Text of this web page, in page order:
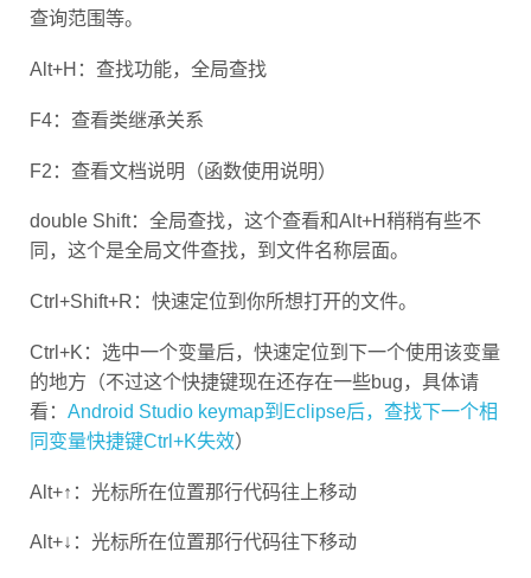
查询范围等。
Alt+H：查找功能，全局查找
F4：查看类继承关系
F2：查看文档说明（函数使用说明）
double Shift：全局查找，这个查看和Alt+H稍稍有些不
同，这个是全局文件查找，到文件名称层面。
Ctrl+Shift+R：快速定位到你所想打开的文件。
Ctrl+K：选中一个变量后，快速定位到下一个使用该变量
的地方（不过这个快捷键现在还存在一些bug，具体请
看： Android Studio keymap到Eclipse后，查找下一个相
同变量快捷键Ctrl+K失效）
Alt+↑：光标所在位置那行代码往上移动
Alt+↓：光标所在位置那行代码往下移动